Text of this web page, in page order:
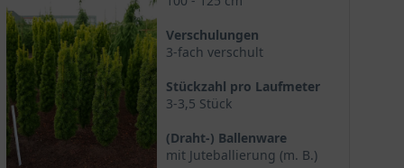
und wird mit Ballierung geliefert. Unser größtes
finden Sie auf unserem Blog.
Pflanze beträgt ca. 10 cm. Mit diesem Zuwachs
haben hier
eine Übersicht für Sie
Verschulungen
3-fach verschult
Stückzahl pro Laufmeter
3-3,5 Stück
(Draht-) Ballenware
mit Juteballierung (m. B.)